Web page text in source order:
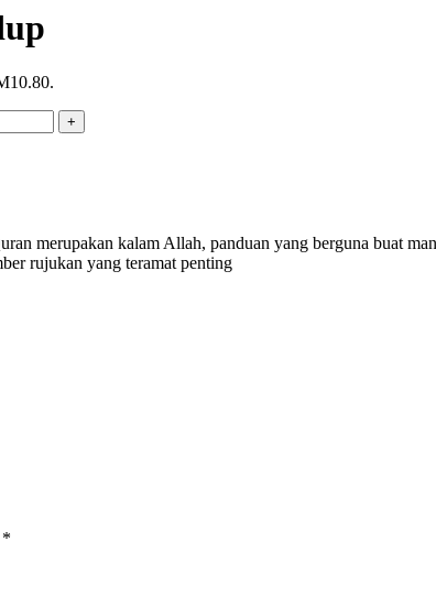
merupakan kalam Allah, panduan yang berguna buat
rujukan yang teramat penting
*